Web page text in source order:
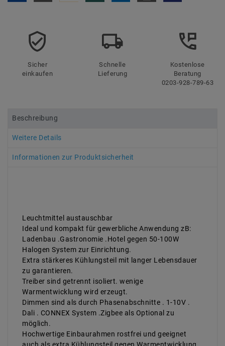
Sicher
einkaufen
Schnelle
Lieferung
Kostenlose
Beratung
0203-928-789-63
Beschreibung
Weitere Details
Informationen zur Produktsicherheit
Leuchtmittel austauschbar
Ideal und kompakt für gewerbliche Anwendung zB:
Ladenbau .Gastronomie .Hotel gegen 50-100W
Halogen System zur Einrichtung.
Extra stärkeres Kühlungsteil mit langer Lebensdauer
zu garantieren.
Treiber sind getrennt isoliert. wenige
Warmentwicklung wird erzeugt.
Dimmen sind als durch Phasenabschnitte . 1-10V .
Dali . CONNEX System .Zigbee als Optional zu
möglich.
Hochwertige Einbaurahmen rostfrei und geeignet